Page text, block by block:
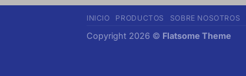
INICIO PRODUCTOS SOBRE NOSOTROS
Copyright 2026 © Flatsome Theme